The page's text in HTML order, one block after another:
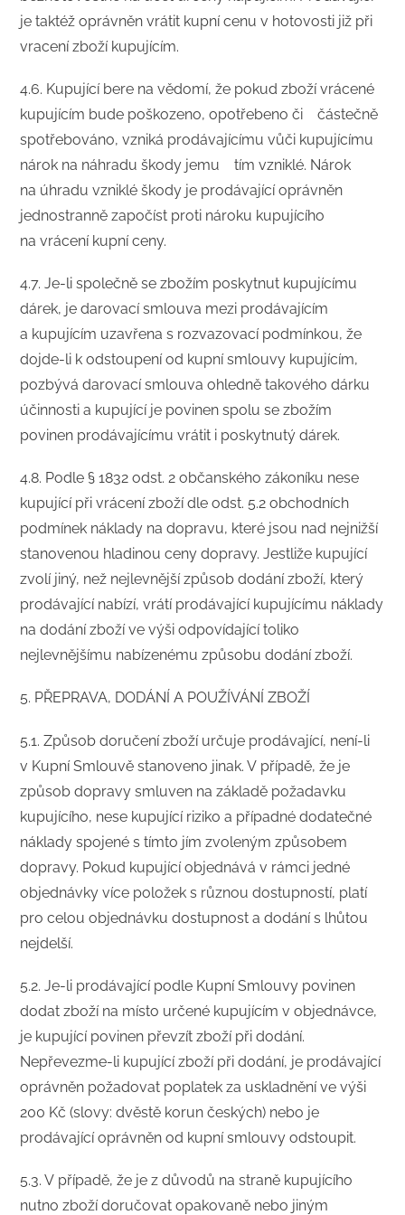
je taktéž oprávněn vrátit kupní cenu v hotovosti již při
vracení zboží kupujícím.
4.6. Kupující bere na vědomí, že pokud zboží vrácené
kupujícím bude poškozeno, opotřebeno či částečně
spotřebováno, vzniká prodávajícímu vůči kupujícímu
nárok na náhradu škody jemu tím vzniklé. Nárok
na úhradu vzniklé škody je prodávající oprávněn
jednostranně započíst proti nároku kupujícího
na vrácení kupní ceny.
4.7. Je-li společně se zbožím poskytnut kupujícímu
dárek, je darovací smlouva mezi prodávajícím
a kupujícím uzavřena s rozvazovací podmínkou, že
dojde-li k odstoupení od kupní smlouvy kupujícím,
pozbývá darovací smlouva ohledně takového dárku
účinnosti a kupující je povinen spolu se zbožím
povinen prodávajícímu vrátit i poskytnutý dárek.
4.8. Podle § 1832 odst. 2 občanského zákoníku nese
kupující při vrácení zboží dle odst. 5.2 obchodních
podmínek náklady na dopravu, které jsou nad nejnižší
stanovenou hladinou ceny dopravy. Jestliže kupující
zvolí jiný, než nejlevnější způsob dodání zboží, který
prodávající nabízí, vrátí prodávající kupujícímu náklady
na dodání zboží ve výši odpovídající toliko
nejlevnějšímu nabízenému způsobu dodání zboží.
​5. PŘEPRAVA, DODÁNÍ A POUŽÍVÁNÍ ZBOŽÍ
​5.1. Způsob doručení zboží určuje prodávající, není-li
v Kupní Smlouvě stanoveno jinak. V případě, že je
způsob dopravy smluven na základě požadavku
kupujícího, nese kupující riziko a případné dodatečné
náklady spojené s tímto jím zvoleným způsobem
dopravy. Pokud kupující objednává v rámci jedné
objednávky více položek s různou dostupností, platí
pro celou objednávku dostupnost a dodání s lhůtou
nejdelší.
5.2. Je-li prodávající podle Kupní Smlouvy povinen
dodat zboží na místo určené kupujícím v objednávce,
je kupující povinen převzít zboží při dodání.
Nepřevezme-li kupující zboží při dodání, je prodávající
oprávněn požadovat poplatek za uskladnění ve výši
200 Kč (slovy: dvěstě korun českých) nebo je
prodávající oprávněn od kupní smlouvy odstoupit.
5.3. V případě, že je z důvodů na straně kupujícího
nutno zboží doručovat opakovaně nebo jiným